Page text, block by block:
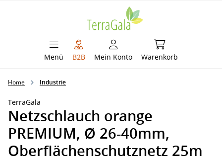
Menü B2B Mein Konto Warenkorb
Warenkorb
Home Industrie
TerraGala
Netzschlauch orange
PREMIUM, Ø 26-40mm,
Oberflächenschutznetz 25m